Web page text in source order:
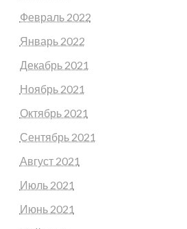
Февраль 2022
Январь 2022
Декабрь 2021
Ноябрь 2021
Октябрь 2021
Сентябрь 2021
Август 2021
Июль 2021
Июнь 2021